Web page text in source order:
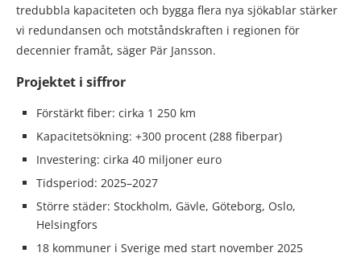
tredubbla kapaciteten och bygga flera nya sjökablar stärker
vi redundansen och motståndskraften i regionen för
decennier framåt, säger Pär Jansson.
Projektet i siffror
Förstärkt fiber: cirka 1 250 km
Kapacitetsökning: +300 procent (288 fiberpar)
Investering: cirka 40 miljoner euro
Tidsperiod: 2025–2027
Större städer: Stockholm, Gävle, Göteborg, Oslo,
Helsingfors
18 kommuner i Sverige med start november 2025